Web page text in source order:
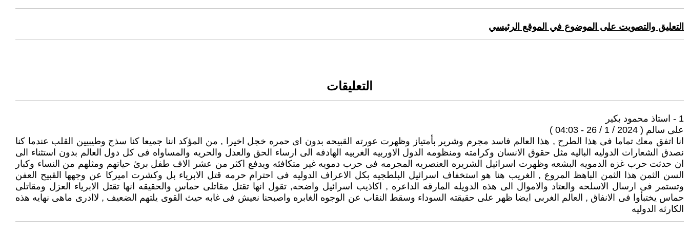
التعليق والتصويت على الموضوع في الموقع الرئيسي
التعليقات
1 - استاذ محمود بكير
على سالم ( 2024 / 1 / 26 - 04:03 )
انا اتفق معك تماما فى هذا الطرح , هذا العالم فاسد مجرم وشرير بأمتياز وظهرت عورته القبيحه بدون اى حمره خجل اخيرا , من المؤكد اننا جميعا كنا سذج وطيبيين القلب عندما كنا
نصدق الشعارات الدوليه الباليه مثل حقوق الانسان وكرامته ومنظومه الدول الاوربيه الغربيه الهادفه الى ارساء الحق والعدل والحريه والمساواه فى كل دول العالم بدون استثناء الى
ان حدثت حرب غزه الدمويه البشعه وظهرت اسرائيل الشريره العنصريه المجرمه فى حرب دمويه غير متكافئه ويدفع اكثر من عشر الاف طفل برئ حياتهم ومثلهم من النساء وكبار
السن الثمن هذا الثمن الباهظ المروع , الغريب هنا هو استخفاف اسرائيل البلطجيه بكل الاعراف الدوليه فى احترام حرمه قتل الابرياء بل وكشرت اميركا عن وجهها القبيح العفن
وتستمر فى ارسال الاسلحه والعتاد والاموال الى هذه الدويله المارقه الداعره , اكاذيب اسرائيل واضحه, تقول انها تقتل مقاتلى حماس والحقيقه انها تقتل الابرياء العزل ومقاتلى
حماس يختبأوا فى الانفاق , العالم الغربى ايضا ظهر على حقيقته السوداء وسقط النقاب عن الوجوه الغابره واصبحنا نعيش فى غابه حيث القوى يلتهم الضعيف , لاادرى ماهى نهايه هذه
الكارثه الدوليه